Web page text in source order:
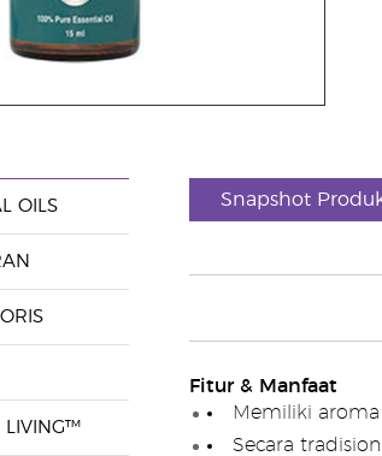
OILS
LIVING™
Snapshot
Fitur & Manfaat
Memiliki aroma
Secara